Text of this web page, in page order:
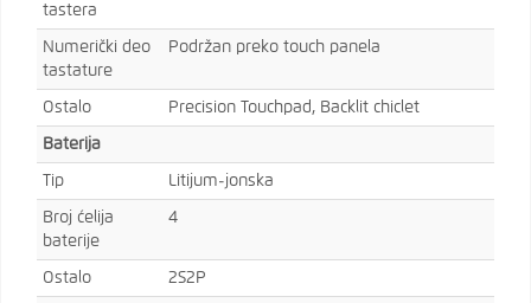
tastera
Numerički deo
tastature
Podržan preko touch panela
Ostalo Precision Touchpad, Backlit chiclet
Baterija
Tip Litijum-jonska
Broj ćelija
baterije
4
Ostalo 2S2P